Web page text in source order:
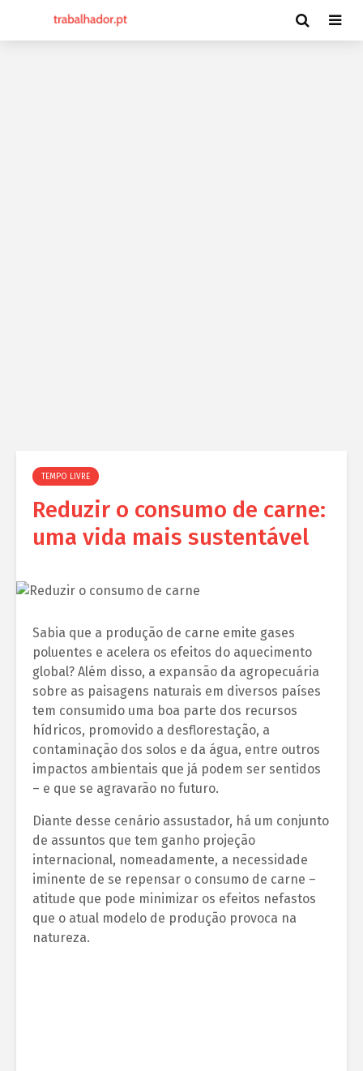
TEMPO LIVRE
Reduzir o consumo de carne:
uma vida mais sustentável
Sabia que a produção de carne emite gases
poluentes e acelera os efeitos do aquecimento
global? Além disso, a expansão da agropecuária
sobre as paisagens naturais em diversos países
tem consumido uma boa parte dos recursos
hídricos, promovido a desflorestação, a
contaminação dos solos e da água, entre outros
impactos ambientais que já podem ser sentidos
– e que se agravarão no futuro.
Diante desse cenário assustador, há um conjunto
de assuntos que tem ganho projeção
internacional, nomeadamente, a necessidade
iminente de se repensar o consumo de carne –
atitude que pode minimizar os efeitos nefastos
que o atual modelo de produção provoca na
natureza.